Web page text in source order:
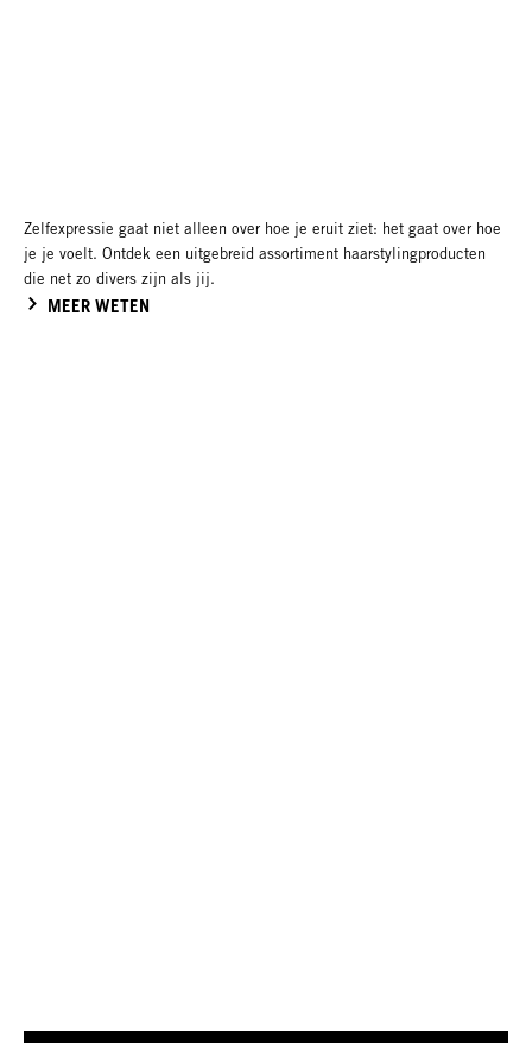
Zelfexpressie gaat niet alleen over hoe je eruit ziet: het gaat over hoe
je je voelt. Ontdek een uitgebreid assortiment haarstylingproducten
die net zo divers zijn als jij.
MEER WETEN